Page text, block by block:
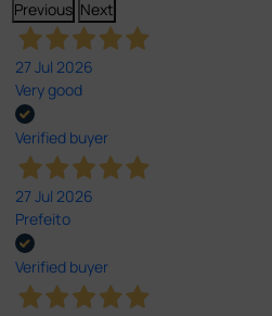
Previous Next
27 Jul 2026
Very good
Verified buyer
27 Jul 2026
Prefeito
Verified buyer